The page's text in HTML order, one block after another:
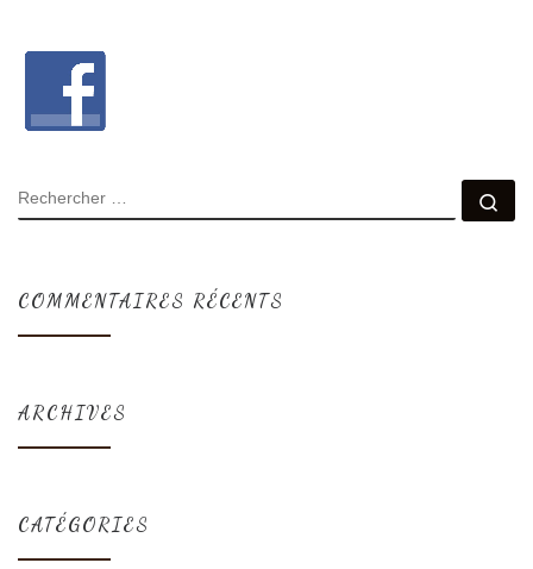
COMMENTAIRES RÉCENTS
ARCHIVES
CATÉGORIES